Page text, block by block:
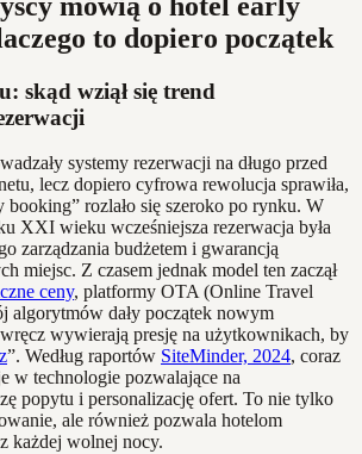
to dopiero początek
skąd wziął się trend
systemy rezerwacji na długo przed
lecz dopiero cyfrowa rewolucja sprawiła,
booking” rozlało się szeroko po rynku. W
XXI wieku wcześniejsza rezerwacja była
zarządzania budżetem i gwarancją
miejsc. Z czasem jednak model ten zaczął
ceny, platformy OTA (Online Travel
algorytmów dały początek nowym
wywierają presję na użytkownikach, by
”. Według raportów SiteMinder, 2024, coraz
w technologie pozwalające na
popytu i personalizację ofert. To nie tylko
ale również pozwala hotelom
każdej wolnej nocy.